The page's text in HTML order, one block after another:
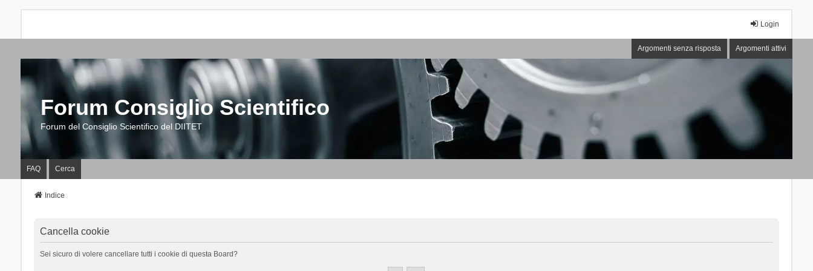
Login
Argomenti senza risposta Argomenti attivi
Forum Consiglio Scientifico
Forum del Consiglio Scientifico del DIITET
FAQ Cerca
Indice
Cancella cookie
Sei sicuro di volere cancellare tutti i cookie di questa Board?